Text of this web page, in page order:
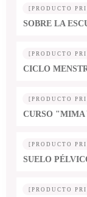
[PRODUCTO
SOBRE LA
[PRODUCTO
CICLO
[PRODUCTO
CURSO "MIMA
[PRODUCTO
SUELO
[PRODUCTO